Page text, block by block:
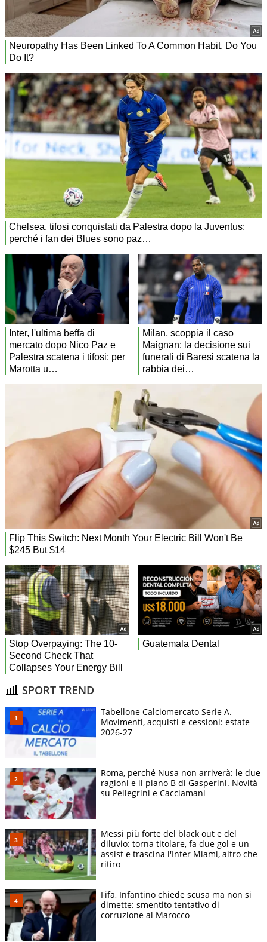
SPORT TREND
Tabellone Calciomercato Serie A.
Movimenti, acquisti e cessioni: estate
2026-27
Roma, perché Nusa non arriverà: le due
ragioni e il piano B di Gasperini. Novità
su Pellegrini e Cacciamani
Messi più forte del black out e del
diluvio: torna titolare, fa due gol e un
assist e trascina l'Inter Miami, altro che
ritiro
Fifa, Infantino chiede scusa ma non si
dimette: smentito tentativo di
corruzione al Marocco